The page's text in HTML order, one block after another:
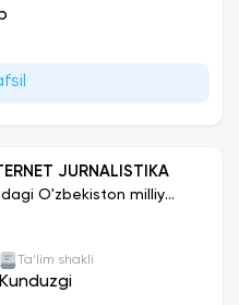
JURNALISTIKA
O'zbekiston milliy
Ta'lim shakli
Kunduzgi